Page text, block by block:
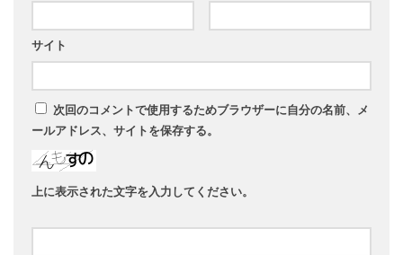
サイト
次回のコメントで使用するためブラウザーに自分の名前、メ
ールアドレス、サイトを保存する。
上に表示された文字を入力してください。